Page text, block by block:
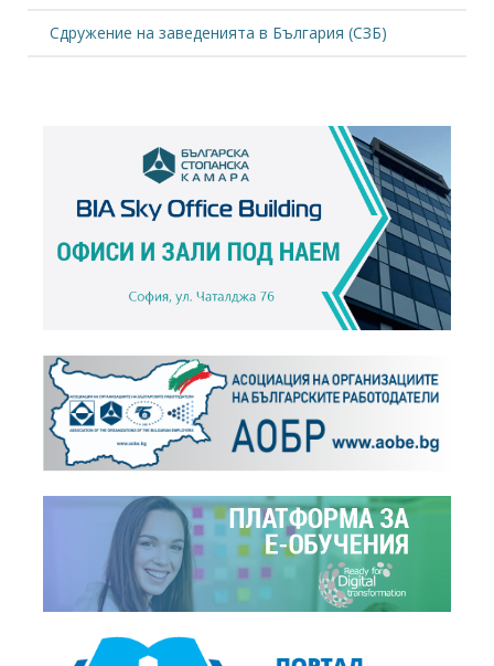
Сдружение на заведенията в България (СЗБ)